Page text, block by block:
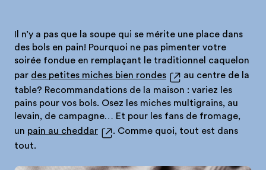
Il n’y a pas que la soupe qui se mérite une place dans
des bols en pain! Pourquoi ne pas pimenter votre
soirée fondue en remplaçant le traditionnel caquelon
par des petites miches bien rondes
au centre de la
table? Recommandations de la maison : variez les
pains pour vos bols. Osez les miches multigrains, au
levain, de campagne… Et pour les fans de fromage,
un pain au cheddar
. Comme quoi, tout est dans
tout.